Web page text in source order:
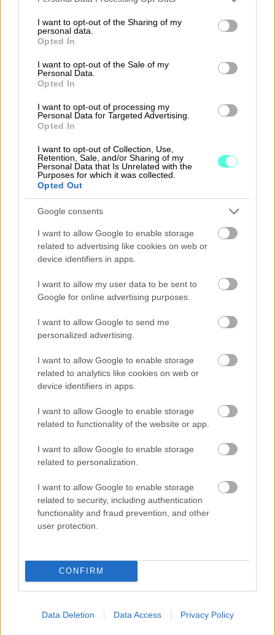
not limited to your visit or usage behaviour. You may click to
grant or deny consent to Google and its third-party tags to
use your data for below specified purposes in below Google
consent section.
I want to opt-out of the Sharing of my
personal data.
Opted In
I want to opt-out of the Sale of my
Personal Data.
Opted In
I want to opt-out of processing my
Personal Data for Targeted Advertising.
Opted In
I want to opt-out of Collection, Use,
Retention, Sale, and/or Sharing of my
Personal Data that Is Unrelated with the
Purposes for which it was collected.
Opted Out
Google consents
I want to allow Google to enable storage
related to advertising like cookies on web or
device identifiers in apps.
I want to allow my user data to be sent to
Google for online advertising purposes.
I want to allow Google to send me
personalized advertising.
I want to allow Google to enable storage
related to analytics like cookies on web or
device identifiers in apps.
I want to allow Google to enable storage
related to functionality of the website or app.
I want to allow Google to enable storage
related to personalization.
I want to allow Google to enable storage
related to security, including authentication
functionality and fraud prevention, and other
user protection.
CONFIRM
Data Deletion Data Access Privacy Policy
Yksinkertaista taloushallinnon rutiineja ja
käytä aikasi paremmin. Aloitus nyt
maksutta rajoitetun ajan!
Tutustu Procountoriin
Takaisin etusivulle
Ratkaisut
Procountor
Sopimuskone
Finago Sign
Procountor Tallennus
Procountor Toiminnanohjaus
Tutustu Procountoriin
Tutustu Procountor Soloon